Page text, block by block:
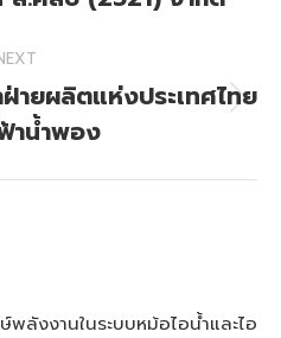
Next
post:
ายผลิตแห่งประเทศไทย
าน้ำพอง
พลังงานในระบบหม้อไอน้ำและไอ